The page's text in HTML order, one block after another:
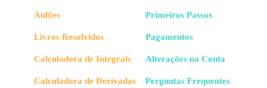
Aulões
Livros Resolvidos
Calculadora de Integrais
Calculadora de Derivadas
Primeiros Passos
Pagamentos
Alterações na Conta
Perguntas Frequentes